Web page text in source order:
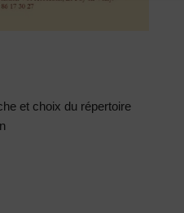
et choix du répertoire